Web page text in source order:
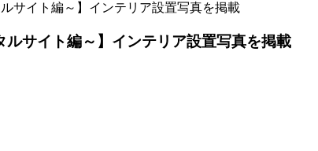
サイト編～】インテリア設置写真を掲載
ルサイト編～】インテリア設置写真を掲載